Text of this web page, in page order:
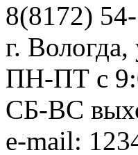
8(8172)
г.
ПН-ПТ c
СБ-ВС
e-mail: